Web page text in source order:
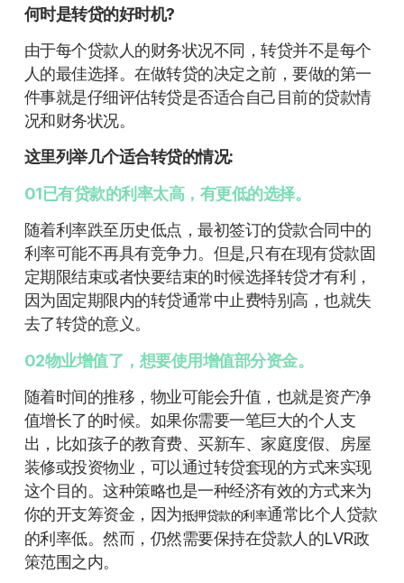
何时是转贷的好时机?
由于每个贷款人的财务状况不同，转贷并不是每个
人的最佳选择。在做转贷的决定之前，要做的第一
件事就是仔细评估转贷是否适合自己目前的贷款情
况和财务状况。
这里列举几个适合转贷的情况:
01已有贷款的利率太高，有更低的选择。
随着利率跌至历史低点，最初签订的贷款合同中的
利率可能不再具有竞争力。但是,只有在现有贷款固
定期限结束或者快要结束的时候选择转贷才有利，
因为固定期限内的转贷通常中止费特别高，也就失
去了转贷的意义。
02物业增值了，想要使用增值部分资金。
随着时间的推移，物业可能会升值，也就是资产净
值增长了的时候。如果你需要一笔巨大的个人支
出，比如孩子的教育费、买新车、家庭度假、房屋
装修或投资物业，可以通过转贷套现的方式来实现
这个目的。这种策略也是一种经济有效的方式来为
你的开支筹资金，因为抵押贷款的利率通常比个人贷款
的利率低。然而，仍然需要保持在贷款人的LVR政
策范围之内。